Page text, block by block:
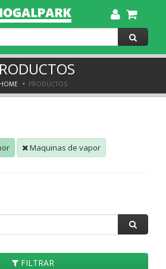
Toggle
Dropdown
HOME PRODUCTOS
Maquinas de vapor
FILTRAR